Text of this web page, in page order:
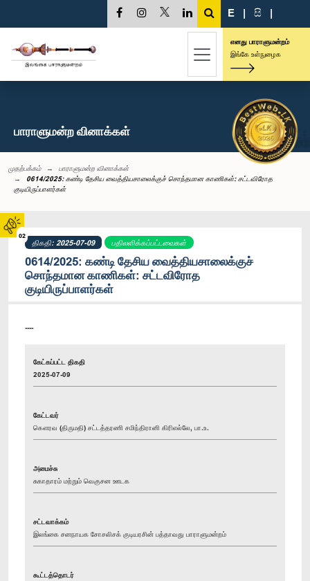
02
E | සි |
எனது பாராளுமன்றம்
இங்கே உள்நுழைக
பாராளுமன்ற வினாக்கள்
முதற்பக்கம்
பாராளுமன்ற வினாக்கள்
0614/2025: கண்டி தேசிய வைத்தியசாலைக்குச் சொந்தமான காணிகள்: சட்டவிரோத
குடியிருப்பாளர்கள்
திகதி: 2025-07-09 பதிலளிக்கப்பட்டவைகள்
0614/2025: கண்டி தேசிய வைத்தியசாலைக்குச்
சொந்தமான காணிகள்: சட்டவிரோத
குடியிருப்பாளர்கள்
----
கேட்கப்பட்ட திகதி
2025-07-09
கேட்டவர்
கௌரவ (திருமதி) சட்டத்தரணி சமிந்திரானி கிரிஎல்லே, பா.உ.
அமைச்சு
சுகாதாரம் மற்றும் வெகுசன ஊடக
சட்டவாக்கம்
இலங்கை சனநாயக சோசலிசக் குடியரசின் பத்தாவது பாராளுமன்றம்
கூட்டத்தொடர்